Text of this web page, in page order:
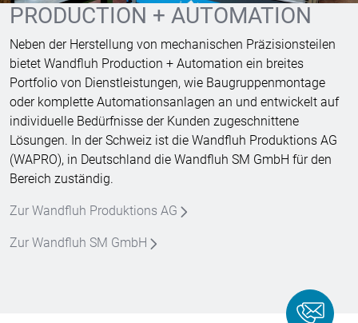
PRODUCTION + AUTOMATION
Neben der Herstellung von mechanischen Präzisionsteilen
bietet Wandfluh Production + Automation ein breites
Portfolio von Dienstleistungen, wie Baugruppenmontage
oder komplette Automationsanlagen an und entwickelt auf
individuelle Bedürfnisse der Kunden zugeschnittene
Lösungen. In der Schweiz ist die Wandfluh Produktions AG
(WAPRO), in Deutschland die Wandfluh SM GmbH für den
Bereich zuständig.
Zur Wandfluh Produktions AG
Zur Wandfluh SM GmbH